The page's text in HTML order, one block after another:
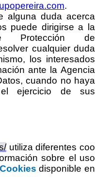
.
alguna duda acerca
puede dirigirse a la
Protección de
cualquier duda
los interesados
ante la Agencia
cuando no haya
ejercicio de sus
utilizadiferentes coo
sobre el uso
disponible en